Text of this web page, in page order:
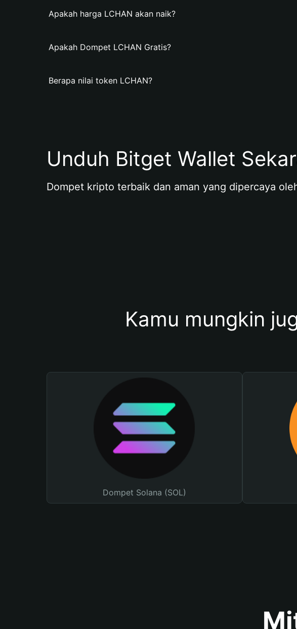
Apakah harga LCHAN akan naik?
Apakah Dompet LCHAN Gratis?
Berapa nilai token LCHAN?
Unduh Bitget Wallet
Dompet kripto terbaik dan aman yang dipercaya
Kamu mungkin
Dompet Solana (SOL)